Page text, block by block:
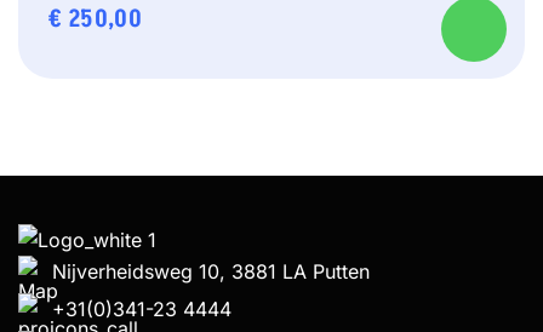
€ 250,00
Nijverheidsweg 10, 3881 LA Putten
+31(0)341-23 4444